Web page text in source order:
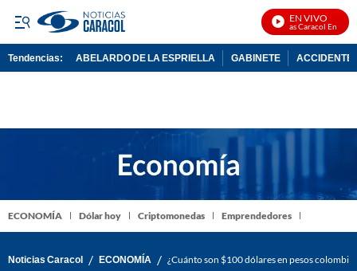
EN VIVO
Noticias Caracol En Vivo
Tendencias: ABELARDO DE LA ESPRIELLA GABINETE ACCIDENTE
ECONOMÍA Dólar hoy Criptomonedas Emprendedores
Noticias Caracol / ECONOMÍA / ¿Cuánto son $100 dólares en pesos